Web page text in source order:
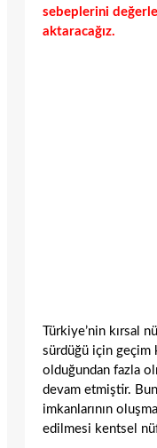
sebeplerini
aktaracağız.
Türkiye’nin kırsal
sürdüğü için geçim
olduğundan fazla
devam etmiştir.
imkanlarının
edilmesi kentsel